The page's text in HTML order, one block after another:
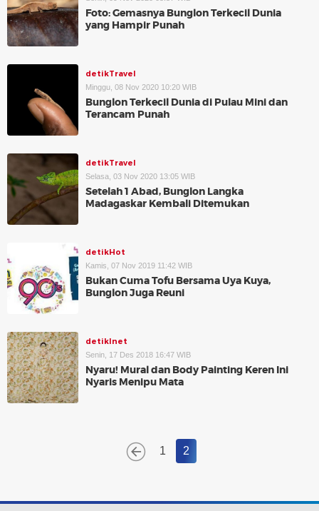
Foto: Gemasnya Bunglon Terkecil Dunia
yang Hampir Punah
detikTravel
Minggu, 08 Nov 2020 10:20 WIB
Bunglon Terkecil Dunia di Pulau Mini dan
Terancam Punah
detikTravel
Selasa, 03 Nov 2020 13:05 WIB
Setelah 1 Abad, Bunglon Langka
Madagaskar Kembali Ditemukan
detikHot
Kamis, 07 Nov 2019 11:42 WIB
Bukan Cuma Tofu Bersama Uya Kuya,
Bunglon Juga Reuni
detikInet
Senin, 17 Des 2018 16:47 WIB
Nyaru! Mural dan Body Painting Keren Ini
Nyaris Menipu Mata
1 2